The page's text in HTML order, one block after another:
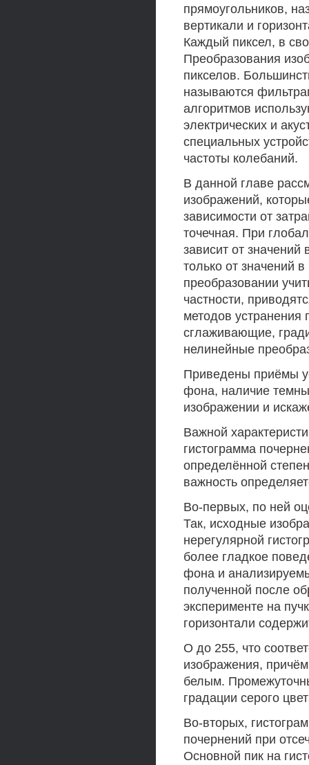
прямоугольников,
вертикали и
Каждый пиксел, в
Преобразования
пикселов.
называются
алгоритмов
электрических и
специальных
частоты колебаний.
В данной главе
изображений,
зависимости от
точечная. При
зависит от
только от значений
преобразовании
частности,
методов устранения
сглаживающие,
нелинейные
Приведены приёмы
фона, наличие
изображении и
Важной
гистограмма
определённой
важность
Во-первых, по ней
Так, исходные
нерегулярной
более гладкое
фона и
полученной после
эксперименте на
горизонтали
О до 255, что
изображения,
белым.
градации серого
Во-вторых,
почернений при
Основной пик на